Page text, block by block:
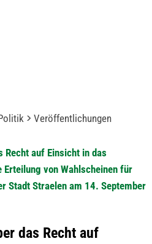
Veröffentlichungen
Recht auf Einsicht in das
von Wahlscheinen für
Stadt Straelen am 14. September
das Recht auf